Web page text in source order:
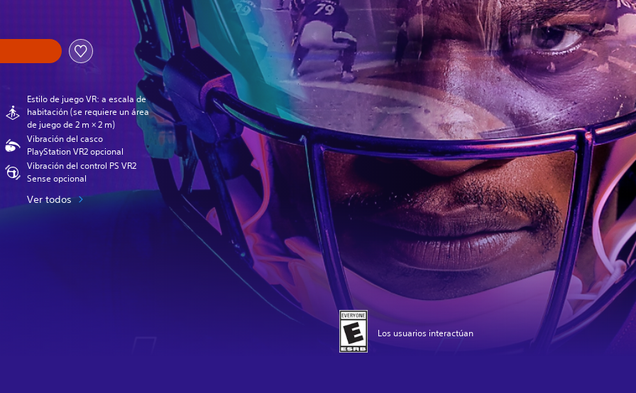
Estilo de juego VR: a escala de
habitación (se requiere un área
de juego de 2 m × 2 m)
Vibración del casco
PlayStation VR2 opcional
Vibración del control PS VR2
Sense opcional
Ver todos
Los usuarios interactúan